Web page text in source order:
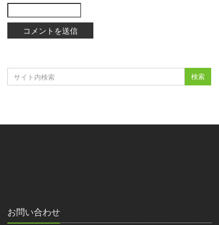
お問い合わせ